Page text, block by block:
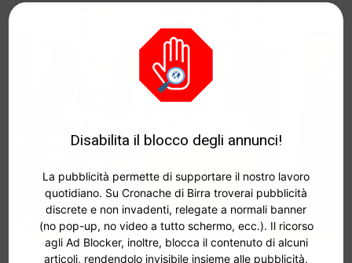
Disabilita il blocco degli annunci!
La pubblicità permette di supportare il nostro lavoro
quotidiano. Su Cronache di Birra troverai pubblicità
discrete e non invadenti, relegate a normali banner
(no pop-up, no video a tutto schermo, ecc.). Il ricorso
agli Ad Blocker, inoltre, blocca il contenuto di alcuni
articoli, rendendolo invisibile insieme alle pubblicità.